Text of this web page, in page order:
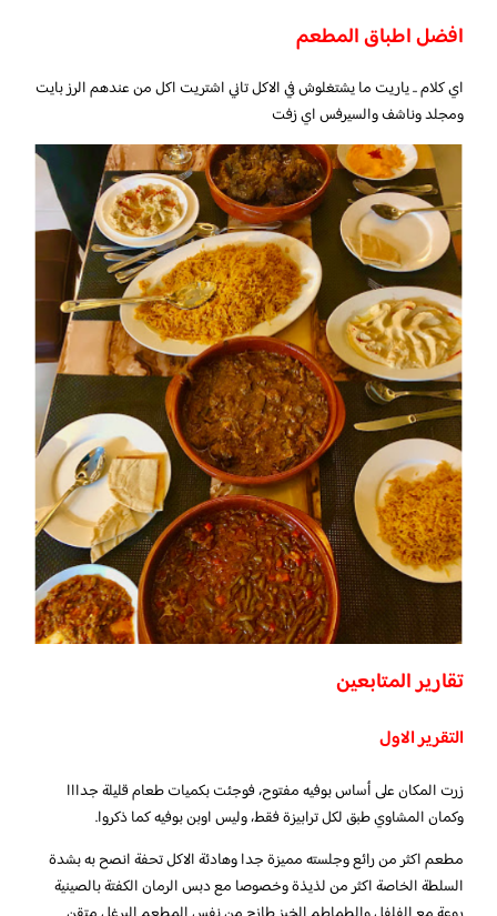
افضل اطباق المطعم
اي كلام .. ياريت ما يشتغلوش في الاكل تاني اشتريت اكل من عندهم الرز بايت
ومجلد وناشف والسيرفس اي زفت
تقارير المتابعين
التقرير الاول
زرت المكان على أساس بوفيه مفتوح، فوجئت بكميات طعام قليلة جدااا
وكمان المشاوي طبق لكل ترابيزة فقط، وليس اوبن بوفيه كما ذكروا.
مطعم اكثر من رائع وجلسته مميزة جدا وهادئة الاكل تحفة انصح به بشدة
السلطة الخاصة اكثر من لذيذة وخصوصا مع دبس الرمان الكفتة بالصينية